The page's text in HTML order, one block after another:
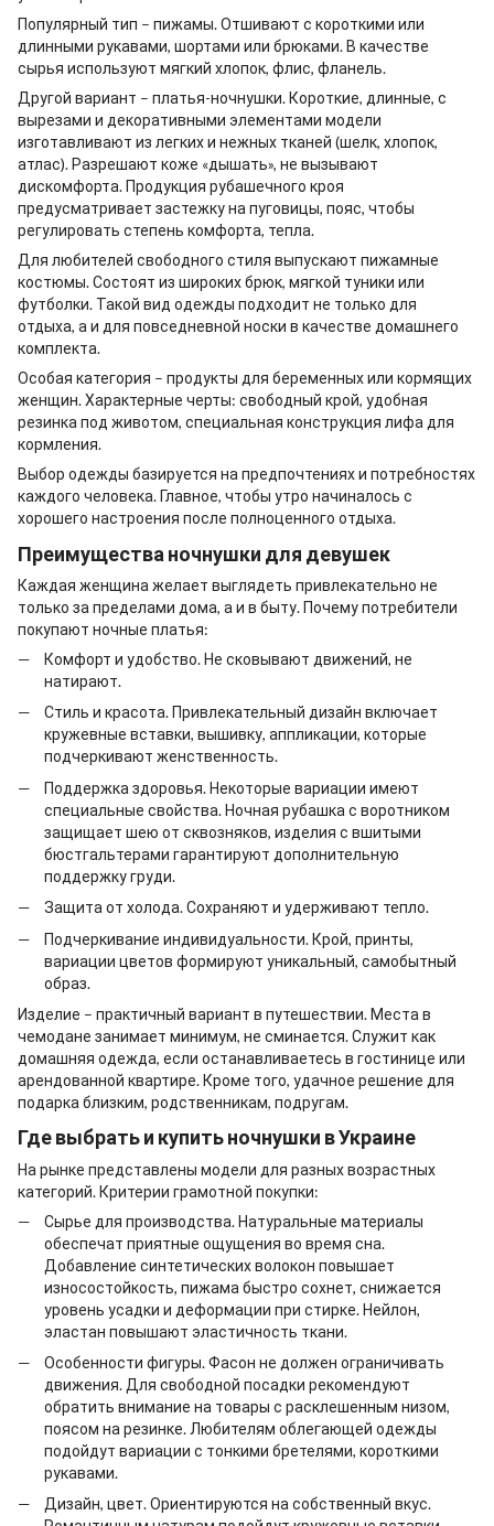
Популярный тип – пижамы. Отшивают с короткими или
длинными рукавами, шортами или брюками. В качестве
сырья используют мягкий хлопок, флис, фланель.
Другой вариант – платья-ночнушки. Короткие, длинные, с
вырезами и декоративными элементами модели
изготавливают из легких и нежных тканей (шелк, хлопок,
атлас). Разрешают коже «дышать», не вызывают
дискомфорта. Продукция рубашечного кроя
предусматривает застежку на пуговицы, пояс, чтобы
регулировать степень комфорта, тепла.
Для любителей свободного стиля выпускают пижамные
костюмы. Состоят из широких брюк, мягкой туники или
футболки. Такой вид одежды подходит не только для
отдыха, а и для повседневной носки в качестве домашнего
комплекта.
Особая категория – продукты для беременных или кормящих
женщин. Характерные черты: свободный крой, удобная
резинка под животом, специальная конструкция лифа для
кормления.
Выбор одежды базируется на предпочтениях и потребностях
каждого человека. Главное, чтобы утро начиналось с
хорошего настроения после полноценного отдыха.
Преимущества ночнушки для девушек
Каждая женщина желает выглядеть привлекательно не
только за пределами дома, а и в быту. Почему потребители
покупают ночные платья:
Комфорт и удобство. Не сковывают движений, не
натирают.
Стиль и красота. Привлекательный дизайн включает
кружевные вставки, вышивку, аппликации, которые
подчеркивают женственность.
Поддержка здоровья. Некоторые вариации имеют
специальные свойства.Ночная рубашка с воротником
защищает шею от сквозняков, изделия с вшитыми
бюстгальтерами гарантируют дополнительную
поддержку груди.
Защита от холода. Сохраняют и удерживают тепло.
Подчеркивание индивидуальности. Крой, принты,
вариации цветов формируют уникальный, самобытный
образ.
Изделие – практичный вариант в путешествии. Места в
чемодане занимает минимум, не сминается. Служит как
домашняя одежда, если останавливаетесь в гостинице или
арендованной квартире. Кроме того, удачное решение для
подарка близким, родственникам, подругам.
Где выбрать и купить ночнушки в Украине
На рынке представлены модели для разных возрастных
категорий. Критерии грамотной покупки:
Сырье для производства. Натуральные материалы
обеспечат приятные ощущения во время сна.
Добавление синтетических волокон повышает
износостойкость, пижама быстро сохнет, снижается
уровень усадки и деформации при стирке. Нейлон,
эластан повышают эластичность ткани.
Особенности фигуры. Фасон не должен ограничивать
движения. Для свободной посадки рекомендуют
обратить внимание на товары с расклешенным низом,
поясом на резинке. Любителям облегающей одежды
подойдут вариации с тонкими бретелями, короткими
рукавами.
Дизайн, цвет. Ориентируются на собственный вкус.